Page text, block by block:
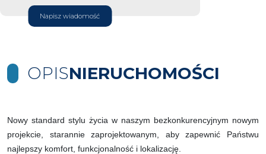
Napisz wiadomość
OPISNIERUCHOMOŚCI
Nowy standard stylu życia w naszym bezkonkurencyjnym nowym
projekcie, starannie zaprojektowanym, aby zapewnić Państwu
najlepszy komfort, funkcjonalność i lokalizację.